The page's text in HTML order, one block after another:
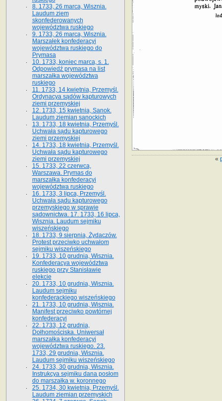
«
8. 1733, 26 marca, Wisznia.
Laudum ziem
skonfederowanych
województwa ruskiego
9. 1733, 26 marca, Wisznia.
Marszałek konfederacyi
województwa ruskiego do
Prymasa
10. 1733, koniec marca, s. 1.
Odpowiedź prymasa na list
marszałka województwa
ruskiego
11. 1733, 14 kwietnia, Przemyśl.
Ordynacya sądów kapturowych
ziemi przemyskiej
12. 1733, 15 kwietnia, Sanok.
Laudum ziemian sanockich
13. 1733, 18 kwietnia, Przemyśl.
Uchwała sądu kapturowego
ziemi przemyskiej
14. 1733, 18 kwietnia, Przemyśl.
Uchwała sądu kapturowego
ziemi przemyskiej
15. 1733, 22 czerwca,
Warszawa. Prymas do
marszałka konfederacyi
województwa ruskiego
16. 1733, 3 lipca, Przemyśl.
Uchwała sądu kapturowego
przemyskiego w sprawie
sądownictwa. 17. 1733, 16 lipca,
Wisznia. Laudum sejmiku
wiszeńskiego
18. 1733, 9 sierpnia, Żydaczów.
Protest przeciwko uchwałom
sejmiku wiszeńskiego
19. 1733, 10 grudnia, Wisznia.
Konfederacya województwa
ruskiego przy Stanisławie
elekcie
20. 1733, 10 grudnia, Wisznia.
Laudum sejmiku
konfederackiego wiszeńskiego
21. 1733, 10 grudnia, Wisznia.
Manifest przeciwko powtórnej
konfederacyi
22. 1733, 12 grudnia,
Dołhomościska. Uniwersał
marszałka konfederacyi
województwa ruskiego. 23.
1733, 29 grudnia, Wisznia.
Laudum sejmiku wiszeńskiego
24. 1733, 30 grudnia, Wisznia.
Instrukcya sejmiku dana posłom
do marszałka w. koronnego
25. 1734, 30 kwietnia, Przemyśl.
Laudum ziemian przemyskich